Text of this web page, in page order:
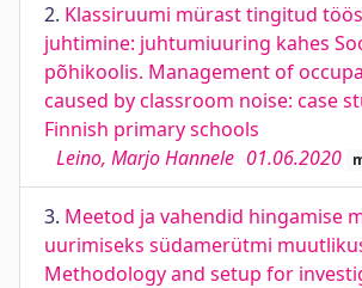
2. Klassiruumi mürast tingitud
juhtimine: juhtumiuuring kahes
põhikoolis. Management of
caused by classroom noise: case
Finnish primary schools
Leino, Marjo Hannele 01.06.2020
3. Meetod ja vahendid hingamise
uurimiseks südamerütmi
Methodology and setup for